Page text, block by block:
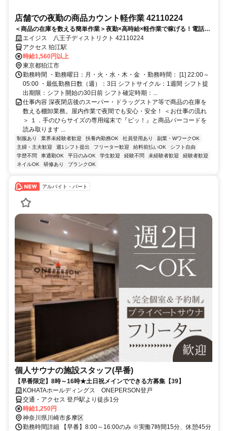
店舗での夜勤の商品カウント軽作業 42110224
＜商品の在庫を数える簡単作業＞夜勤×高時給×軽作業で稼げる！電話面
接で来社＆履歴書不要！
エイジス 八王子ディストリクト 42110224
アクセス 狛江駅
時給1,560円以上
東京都狛江市
勤務時間 ・勤務曜日：月・火・水・木・金 ・勤務時間： [1] 22:00～
05:00 ・最低勤務日数（週）：3日 シフトサイクル：1週間 シフト提
出期限：シフト開始の30日前 シフト確定時期：...
仕事内容 深夜閉店後のスーパー・ドラッグストア等で商品の在庫を
数える棚卸業務。屋内作業で夜間でも安心・安全！ ＜お仕事の流れ
＞ １．手のひらサイズの専用端末で『ピッ！』と商品バーコードを
読み取ります ...
制服あり 業界未経験者歓迎 扶養内勤務OK 社員登用あり
副業・WワークOK
主婦・主夫歓迎
週1シフト提出 フリーター歓迎 給料前払いOK
シフト自由
学歴不問
車通勤OK 平日のみOK 学生歓迎 経験不問 未経験者歓迎
経験者歓迎
ネイルOK
研修あり ブランクOK
アルバイト・パート
個人サウナの施設スタッフ(早番)
【早番限定】8時～16時★土日祝メインでできる方募集【39】
KOHATAホールディングス ONEPERSON登戸
交通・アクセス 登⼾駅より徒歩1分
時給1,250円
神奈川県川崎市多摩区
勤務時間詳細 【早番】8:00～16:00のみ ※実働7時間15分、休憩45分